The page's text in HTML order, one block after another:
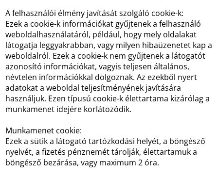
A felhasználói élmény javítását szolgáló cookie-k:
Ezek a cookie-k információkat gyűjtenek a felhasználó
weboldalhasználatáról, például, hogy mely oldalakat
látogatja leggyakrabban, vagy milyen hibaüzenetet kap a
weboldalról. Ezek a cookie-k nem gyűjtenek a látogatót
azonosító információkat, vagyis teljesen általános,
névtelen információkkal dolgoznak. Az ezekből nyert
adatokat a weboldal teljesítményének javítására
használjuk. Ezen típusú cookie-k élettartama kizárólag a
munkamenet idejére korlátozódik.
Munkamenet cookie:
Ezek a sütik a látogató tartózkodási helyét, a böngésző
nyelvét, a fizetés pénznemét tárolják, élettartamuk a
böngésző bezárása, vagy maximum 2 óra.